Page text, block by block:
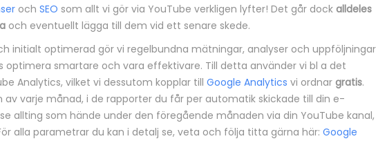
och SEO som allt vi gör via YouTube verkligen lyfter! Det går dock alldeles
och eventuellt lägga till dem vid ett senare skede.
initialt optimerad gör vi regelbundna mätningar, analyser och uppföljningar
optimera smartare och vara effektivare. Till detta använder vi bl a det
Analytics, vilket vi dessutom kopplar till Google Analytics vi ordnar gratis.
varje månad, i de rapporter du får per automatik skickade till din e-
allting som hände under den föregående månaden via din YouTube kanal,
alla parametrar du kan i detalj se, veta och följa titta gärna här: Google